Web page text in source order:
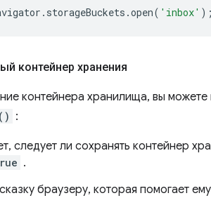
. storageBuckets .open( 'inbox' );
контейнер хранения
контейнера хранилища, вы
:
следует ли сохранять контейнер
.
браузеру, которая помогает